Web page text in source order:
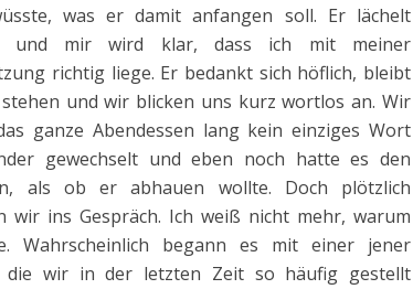
was er damit anfangen soll. Er lächelt
und mir wird klar, dass ich mit meiner
richtig liege. Er bedankt sich höflich, bleibt
und wir blicken uns kurz wortlos an. Wir
ganze Abendessen lang kein einziges Wort
gewechselt und eben noch hatte es den
als ob er abhauen wollte. Doch plötzlich
wir ins Gespräch. Ich weiß nicht mehr, warum
Wahrscheinlich begann es mit einer jener
die wir in der letzten Zeit so häufig gestellt